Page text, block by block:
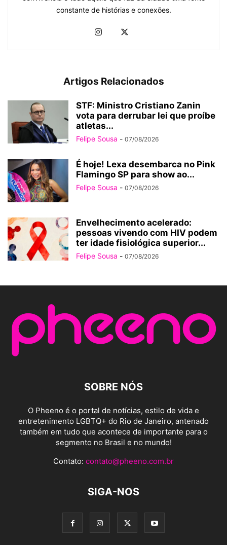
constante de histórias e conexões.
Artigos Relacionados
STF: Ministro Cristiano Zanin
vota para derrubar lei que proíbe
atletas...
Felipe Sousa - 07/08/2026
É hoje! Lexa desembarca no Pink
Flamingo SP para show ao...
Felipe Sousa - 07/08/2026
Envelhecimento acelerado:
pessoas vivendo com HIV podem
ter idade fisiológica superior...
Felipe Sousa - 07/08/2026
SOBRE NÓS
O Pheeno é o portal de notícias, estilo de vida e
entretenimento LGBTQ+ do Rio de Janeiro, antenado
também em tudo que acontece de importante para o
segmento no Brasil e no mundo!
Contato: contato@pheeno.com.br
SIGA-NOS